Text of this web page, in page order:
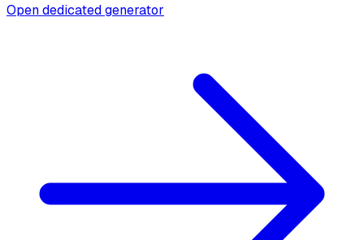
Open dedicated generator